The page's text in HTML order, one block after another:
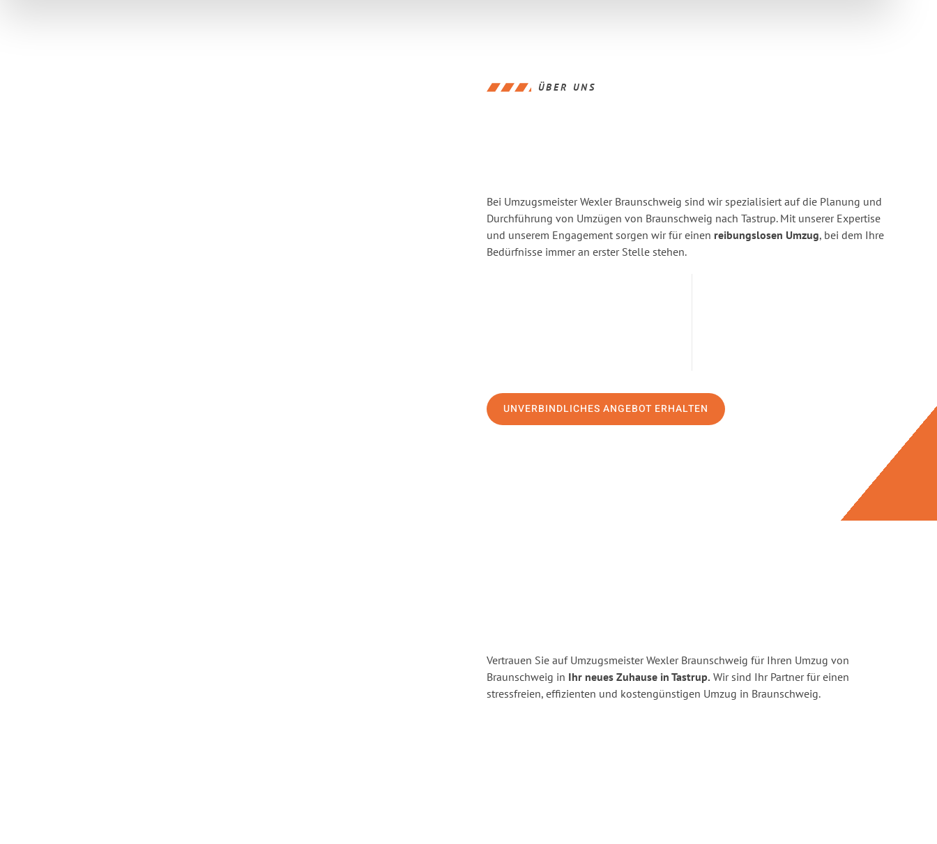
ÜBER UNS
Bei Umzugsmeister Wexler Braunschweig sind wir spezialisiert auf die Planung und
Durchführung von Umzügen von Braunschweig nach Tastrup. Mit unserer Expertise
und unserem Engagement sorgen wir für einen reibungslosen Umzug, bei dem Ihre
Bedürfnisse immer an erster Stelle stehen.
UNVERBINDLICHES ANGEBOT ERHALTEN
Vertrauen Sie auf Umzugsmeister Wexler Braunschweig für Ihren Umzug von
Braunschweig in Ihr neues Zuhause in Tastrup. Wir sind Ihr Partner für einen
stressfreien, effizienten und kostengünstigen Umzug in Braunschweig.